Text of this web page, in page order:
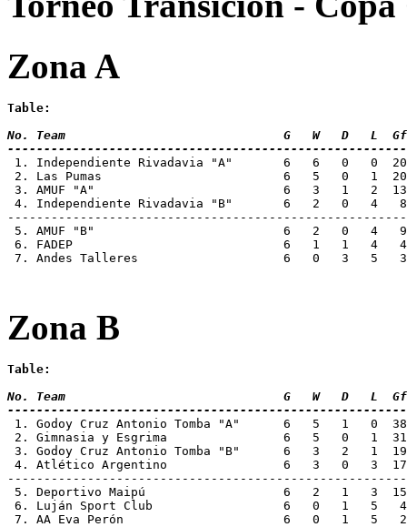
Zona A
Table:
No. Team 			      G   W   D
1. Independiente Rivadavia "A"       6   6   0   0
2. Las Pumas 			      6   5   0   1  20   4  15  [to Copa de Oro]
3. AMUF "A" 			      6   3   1   2  13   8  10  [to Copa de Oro]
4. Independiente Rivadavia "B"       6   2   0   4
5. AMUF "B" 			      6   2   0   4   9  21   6  [to Copa de Plata]
6. FADEP			      6   1   1   4   4  21   4  [to Copa de Plata]
7. Andes Talleres 		      6
Zona B
Table:
No. Team 			      G   W   D
1. Godoy Cruz Antonio Tomba "A"      6   5   1   0
2. Gimnasia y Esgrima 		      6   5   0   1  31  13  15  [to Copa de Oro]
3. Godoy Cruz Antonio Tomba "B"      6   3   2   1
4. Atlético Argentino 		      6
5. Deportivo Maipú 		      6   2   1   3  15  16   7  [to Copa de Plata]
6. Luján Sport Club 	              6   0   1   5   4  25   1  [to Copa de Plata]
7. AA Eva Perón 		      6